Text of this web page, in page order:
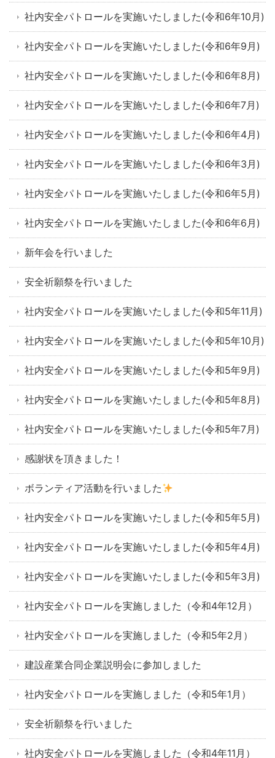
社内安全パトロールを実施いたしました(令和6年10月)
社内安全パトロールを実施いたしました(令和6年9月)
社内安全パトロールを実施いたしました(令和6年8月)
社内安全パトロールを実施いたしました(令和6年7月)
社内安全パトロールを実施いたしました(令和6年4月)
社内安全パトロールを実施いたしました(令和6年3月)
社内安全パトロールを実施いたしました(令和6年5月)
社内安全パトロールを実施いたしました(令和6年6月)
新年会を行いました
安全祈願祭を行いました
社内安全パトロールを実施いたしました(令和5年11月)
社内安全パトロールを実施いたしました(令和5年10月)
社内安全パトロールを実施いたしました(令和5年9月)
社内安全パトロールを実施いたしました(令和5年8月)
社内安全パトロールを実施いたしました(令和5年7月)
感謝状を頂きました！
ボランティア活動を行いました
社内安全パトロールを実施いたしました(令和5年5月)
社内安全パトロールを実施いたしました(令和5年4月)
社内安全パトロールを実施いたしました(令和5年3月)
社内安全パトロールを実施しました（令和4年12月）
社内安全パトロールを実施しました（令和5年2月）
建設産業合同企業説明会に参加しました
社内安全パトロールを実施しました（令和5年1月）
安全祈願祭を行いました
社内安全パトロールを実施しました（令和4年11月）